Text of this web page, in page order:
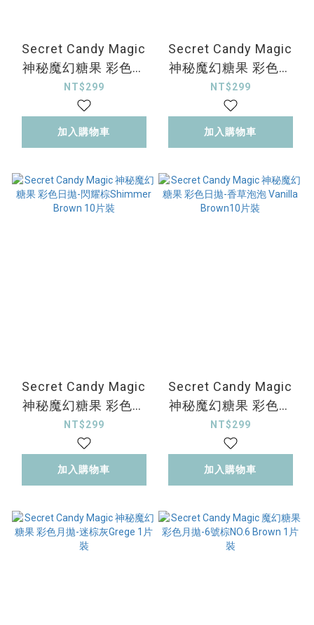
Secret Candy Magic
神秘魔幻糖果 彩色日
拋-粉桃泡泡Momo
Pink10片裝
NT$299
加入購物車
Secret Candy Magic
神秘魔幻糖果 彩色日
拋-6號棕NO.6
Brown10片裝
NT$299
加入購物車
Secret Candy Magic
神秘魔幻糖果 彩色日
拋-閃耀棕Shimmer
Brown 10片裝
NT$299
加入購物車
Secret Candy Magic
神秘魔幻糖果 彩色日
拋-香草泡泡 Vanilla
Brown10片裝
NT$299
加入購物車